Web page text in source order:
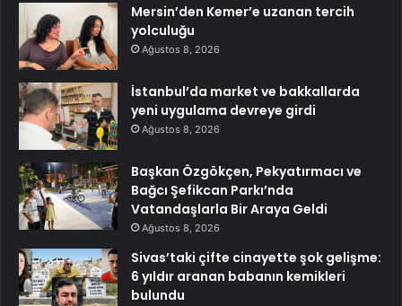
Mersin’den Kemer’e uzanan tercih
yolculuğu
Ağustos 8, 2026
İstanbul’da market ve bakkallarda
yeni uygulama devreye girdi
Ağustos 8, 2026
Başkan Özgökçen, Pekyatırmacı ve
Bağcı Şefikcan Parkı’nda
Vatandaşlarla Bir Araya Geldi
Ağustos 8, 2026
Sivas’taki çifte cinayette şok gelişme:
6 yıldır aranan babanın kemikleri
bulundu